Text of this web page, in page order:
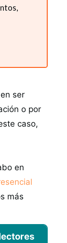
ser
o por
caso,
en
más